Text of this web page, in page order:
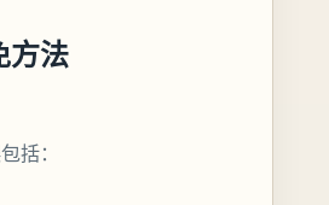
方法
括：